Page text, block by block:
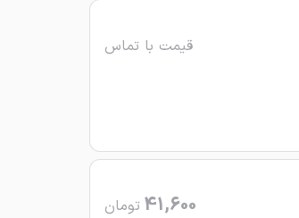
قیمت با تماس
41,600 تومان